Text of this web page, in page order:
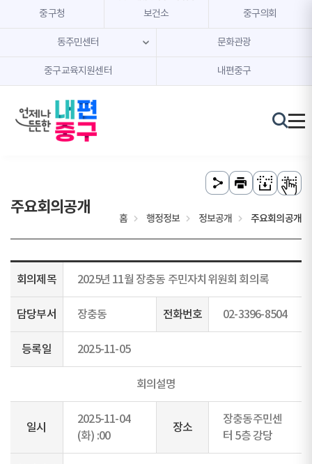
본문 내용 바로가기
주메뉴 바로가기
중구청 보건소 중구의회
동주민센터 문화관광
중구교육지원센터 내편중구
주요회의공개
홈 행정정보 정보공개 주요회의공개
회의제목 2025년 11월 장충동 주민자치위원회 회의록
담당부서 장충동 전화번호 02-3396-8504
등록일 2025-11-05
회의설명
일시
2025-11-04
(화) :00
장소
장충동주민센
터 5층 강당